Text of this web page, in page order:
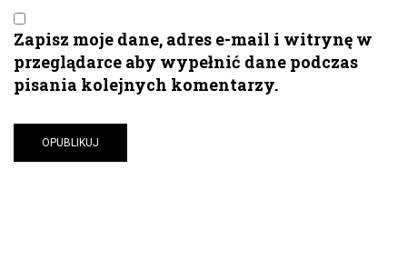
Zapisz moje dane, adres e-mail i witrynę w
przeglądarce aby wypełnić dane podczas
pisania kolejnych komentarzy.